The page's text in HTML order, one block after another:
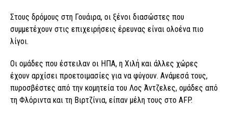
Στους δρόμους στη Γουάιρα, οι ξένοι διασώστες που
συμμετέχουν στις επιχειρήσεις έρευνας είναι ολοένα πιο
λίγοι.
Οι ομάδες που έστειλαν οι ΗΠΑ, η Χιλή και άλλες χώρες
έχουν αρχίσει προετοιμασίες για να φύγουν. Ανάμεσά τους,
πυροσβέστες από την κομητεία του Λος Άντζελες, ομάδες από
τη Φλόριντα και τη Βιρτζίνια, είπαν μέλη τους στο AFP.